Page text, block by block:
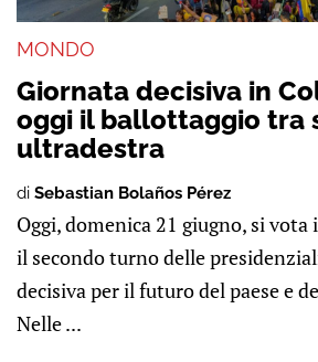
MONDO
Giornata decisiva in
oggi il ballottaggio tra
ultradestra
di Sebastian Bolaños Pérez
Oggi, domenica 21 giugno, si
il secondo turno delle
decisiva per il futuro del paese e
Nelle ...